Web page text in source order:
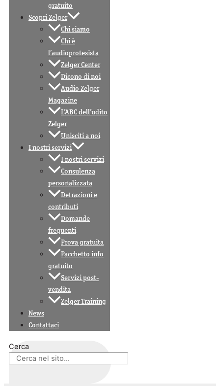
gratuito
Scopri Zelger
Chi siamo
Chi è
l’audioprotesista
Zelger Center
Dicono di noi
Audio Zelger
Magazine
L’ABC dell’udito
Zelger
Unisciti a noi
I nostri servizi
I nostri servizi
Consulenza
personalizzata
Detrazioni e
contributi
Domande
frequenti
Prova gratuita
Pacchetto info
gratuito
Servizi post-
vendita
Zelger Training
News
Contattaci
Cerca